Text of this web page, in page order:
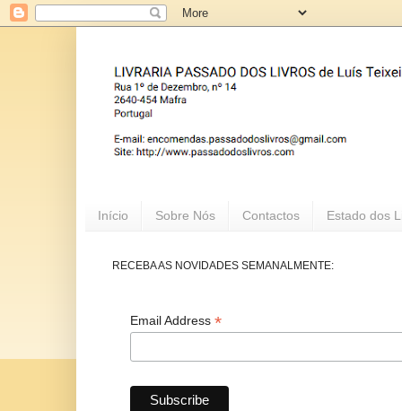
Início Sobre Nós Contactos Estado dos
RECEBA AS NOVIDADES SEMANALMENTE:
Email Address *